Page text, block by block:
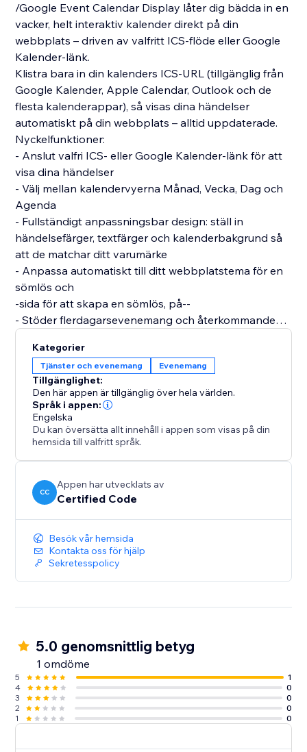
/Google Event Calendar Display låter dig bädda in en
vacker, helt interaktiv kalender direkt på din
webbplats – driven av valfritt ICS-flöde eller Google
Kalender-länk.
Klistra bara in din kalenders ICS-URL (tillgänglig från
Google Kalender, Apple Calendar, Outlook och de
flesta kalenderappar), så visas dina händelser
automatiskt på din webbplats – alltid uppdaterade.
Nyckelfunktioner:
- Anslut valfri ICS- eller Google Kalender-länk för att
visa dina händelser
- Välj mellan kalendervyerna Månad, Vecka, Dag och
Agenda
- Fullständigt anpassningsbar design: ställ in
händelsefärger, textfärger och kalenderbakgrund så
att de matchar ditt varumärke
- Anpassa automatiskt till ditt webbplatstema för en
sömlös och
-sida för att skapa en sömlös, på--
- Stöder flerdagarsevenemang och återkommande
Perfekt för företag, klubbar, skolor,
evenemangsarrangörer och alla som vill dela sitt
schema på sin webbplats utan manuella
uppdateringar. Håll dina besökare informerade med
en live, synkroniserad kalender som alltid återspeglar
dina senaste händelser.
Kategorier
Tjänster och evenemang Evenemang
Tillgänglighet:
Den här appen är tillgänglig över hela världen.
Språk i appen:
Engelska
Du kan översätta allt innehåll i appen som visas på din
hemsida till valfritt språk.
CC
Appen har utvecklats av
Certified Code
Besök vår hemsida
Kontakta oss för hjälp
Sekretesspolicy
5.0 genomsnittlig betyg
1 omdöme
5
1
4
0
3
0
2
0
1
0